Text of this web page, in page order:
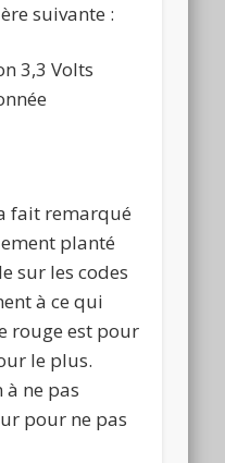
suivante :
3,3 Volts
fait remarqué
planté
sur les codes
à ce qui
rouge est pour
le plus.
ne pas
pour ne pas